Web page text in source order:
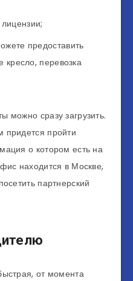
предоставить
кресло, перевозка
можно сразу загрузить.
пройти
о котором есть на
находится в Москве,
партнерский
от момента